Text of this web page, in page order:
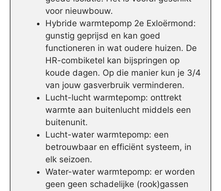
voor nieuwbouw.
Hybride warmtepomp 2e Exloërmond:
gunstig geprijsd en kan goed
functioneren in wat oudere huizen. De
HR-combiketel kan bijspringen op
koude dagen. Op die manier kun je 3/4
van jouw gasverbruik verminderen.
Lucht-lucht warmtepomp: onttrekt
warmte aan buitenlucht middels een
buitenunit.
Lucht-water warmtepomp: een
betrouwbaar en efficiënt systeem, in
elk seizoen.
Water-water warmtepomp: er worden
geen geen schadelijke (rook)gassen